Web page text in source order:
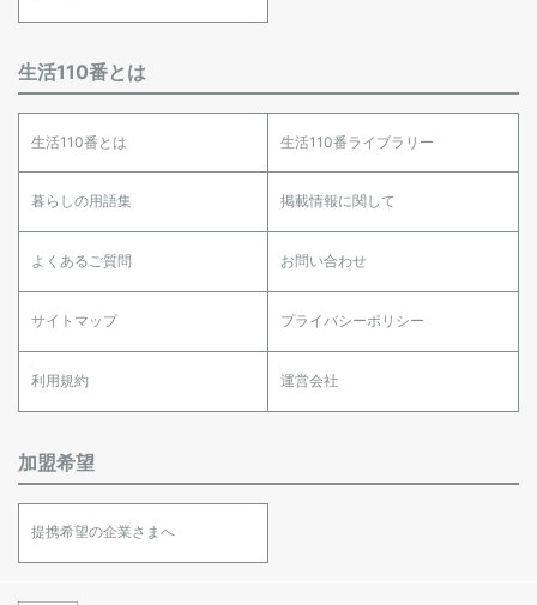
生活110番とは
生活110番とは 生活110番ライブラリー
暮らしの用語集 掲載情報に関して
よくあるご質問 お問い合わせ
サイトマップ プライバシーポリシー
利用規約 運営会社
加盟希望
提携希望の企業さまへ